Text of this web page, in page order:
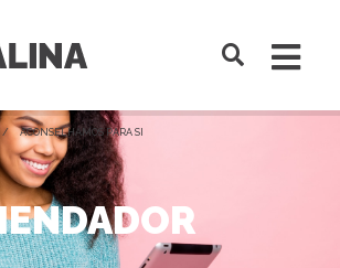
/ ACONSELHAMOS PARA SI